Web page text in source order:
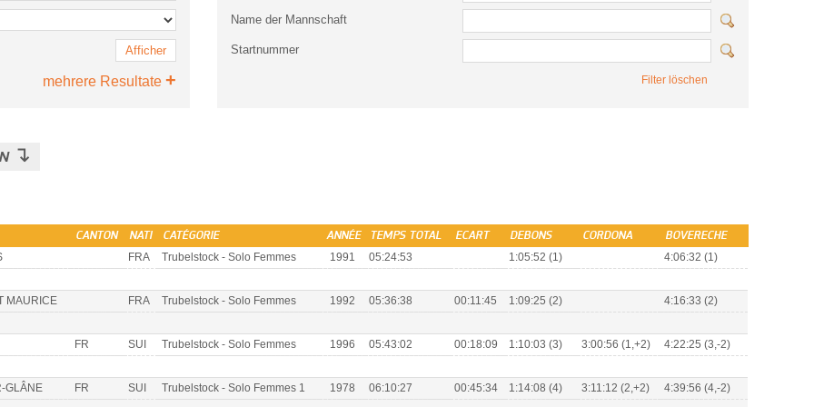
Afficher
mehrere Resultate +
Name der Mannschaft
Startnummer
Filter löschen
↴
CANTON NATI CATÉGORIE ANNÉE TEMPS TOTAL ECART DEBONS CORDONA BOVERECHE
FRA Trubelstock - Solo Femmes 1991 05:24:53 1:05:52 (1) 4:06:32 (1)
MAURICE FRA Trubelstock - Solo Femmes 1992 05:36:38 00:11:45 1:09:25 (2) 4:16:33 (2)
FR SUI Trubelstock - Solo Femmes 1996 05:43:02 00:18:09 1:10:03 (3) 3:00:56 (1,+2) 4:22:25 (3,-2)
GLÂNE FR SUI Trubelstock - Solo Femmes 1 1978 06:10:27 00:45:34 1:14:08 (4) 3:11:12 (2,+2) 4:39:56 (4,-2)